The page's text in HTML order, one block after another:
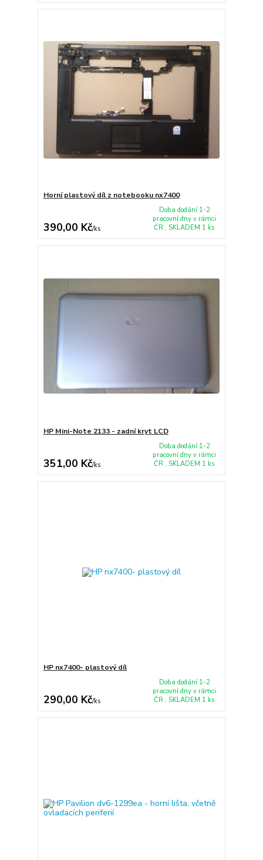
Horní plastový díl z notebooku nx7400
390,00 Kč/ks
Doba dodání 1-2
pracovní dny v rámci
ČR , SKLADEM 1 ks
HP Mini-Note 2133 - zadní kryt LCD
351,00 Kč/ks
Doba dodání 1-2
pracovní dny v rámci
ČR , SKLADEM 1 ks
HP nx7400- plastový díl
290,00 Kč/ks
Doba dodání 1-2
pracovní dny v rámci
ČR , SKLADEM 1 ks